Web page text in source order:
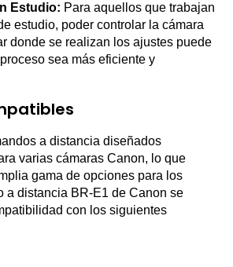
Estudio: Para aquellos que trabajan
estudio, poder controlar la cámara
donde se realizan los ajustes puede
sea más eficiente y
a distancia diseñados
varias cámaras Canon, lo que
gama de opciones para los
a distancia BR-E1 de Canon se
con los siguientes